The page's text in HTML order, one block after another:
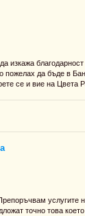
изкажа
да бъде в
се и вие на Цвета
услугите
точно това